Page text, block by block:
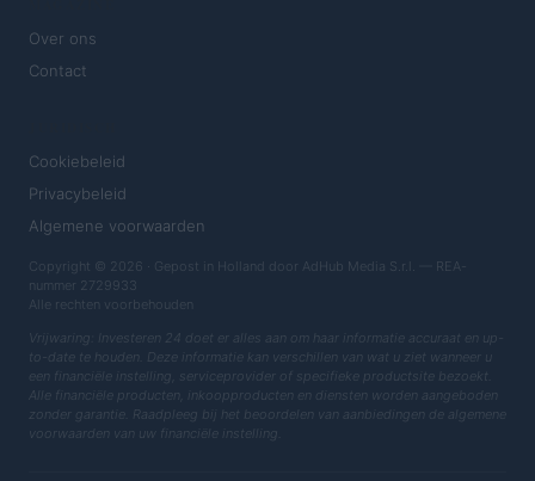
Over ons
Contact
Cookiebeleid
Privacybeleid
Algemene voorwaarden
Copyright © 2026 · Gepost in Holland door AdHub Media S.r.l. — REA-
nummer 2729933
Alle rechten voorbehouden
Vrijwaring: Investeren 24 doet er alles aan om haar informatie accuraat en up-
to-date te houden. Deze informatie kan verschillen van wat u ziet wanneer u
een financiële instelling, serviceprovider of specifieke productsite bezoekt.
Alle financiële producten, inkoopproducten en diensten worden aangeboden
zonder garantie. Raadpleeg bij het beoordelen van aanbiedingen de algemene
voorwaarden van uw financiële instelling.